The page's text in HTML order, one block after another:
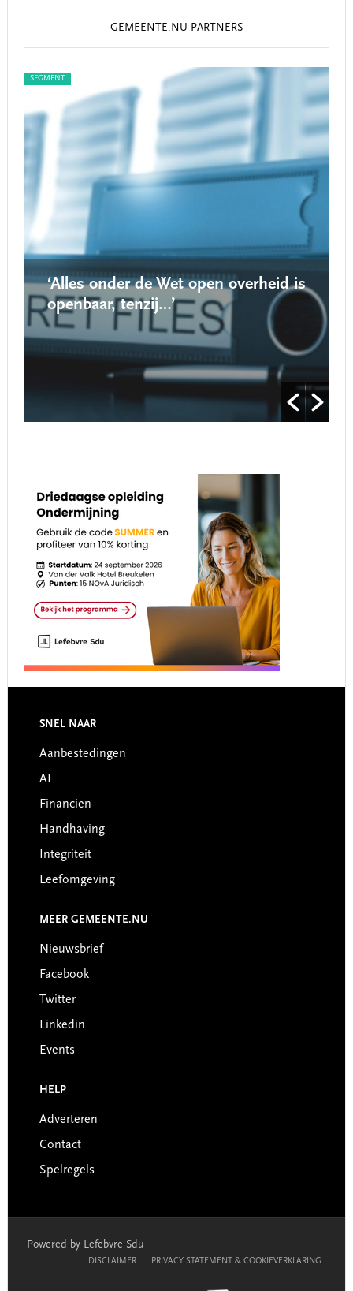
GEMEENTE.NU PARTNERS
SEGMENT
‘Alles onder de Wet open overheid is
openbaar, tenzij…’
Footer
SNEL NAAR
Aanbestedingen
AI
Financiën
Handhaving
Integriteit
Leefomgeving
MEER GEMEENTE.NU
Nieuwsbrief
Facebook
Twitter
Linkedin
Events
HELP
Adverteren
Contact
Spelregels
Powered by Lefebvre Sdu
DISCLAIMER PRIVACY STATEMENT & COOKIEVERKLARING